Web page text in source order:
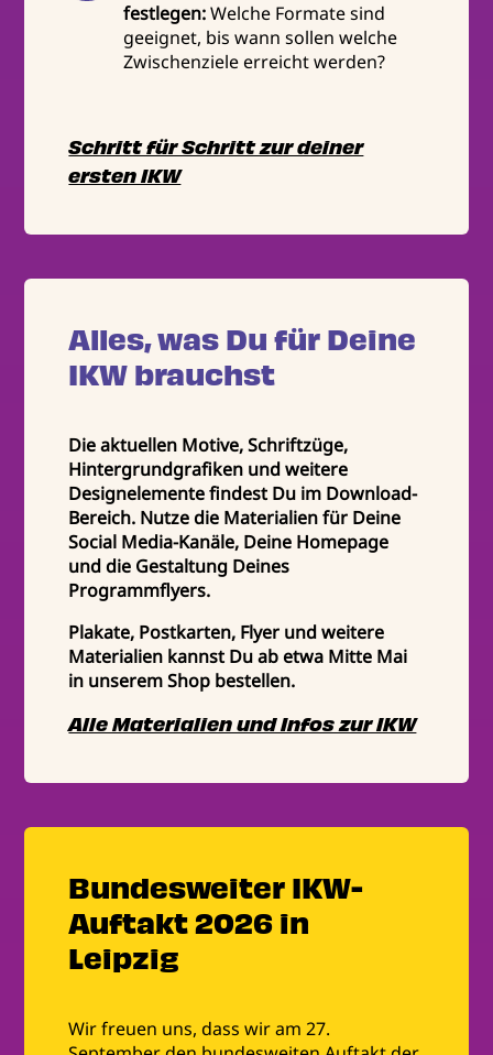
festlegen:Welche Formate sind
geeignet, bis wann sollen welche
Zwischenziele erreicht werden?
Schritt für Schritt zur deiner
ersten IKW
Alles, was Du für Deine
IKW brauchst
Die aktuellen Motive, Schriftzüge,
Hintergrundgrafiken und weitere
Designelemente findest Du im Download-
Bereich. Nutze die Materialien für Deine
Social Media-Kanäle, Deine Homepage
und die Gestaltung Deines
Programmflyers.
Plakate, Postkarten, Flyer und weitere
Materialien kannst Du ab etwa Mitte Mai
in unserem Shop bestellen.
Alle Materialien und Infos zur IKW
Bundesweiter IKW-
Auftakt 2026 in
Leipzig
Wir freuen uns, dass wir am 27.